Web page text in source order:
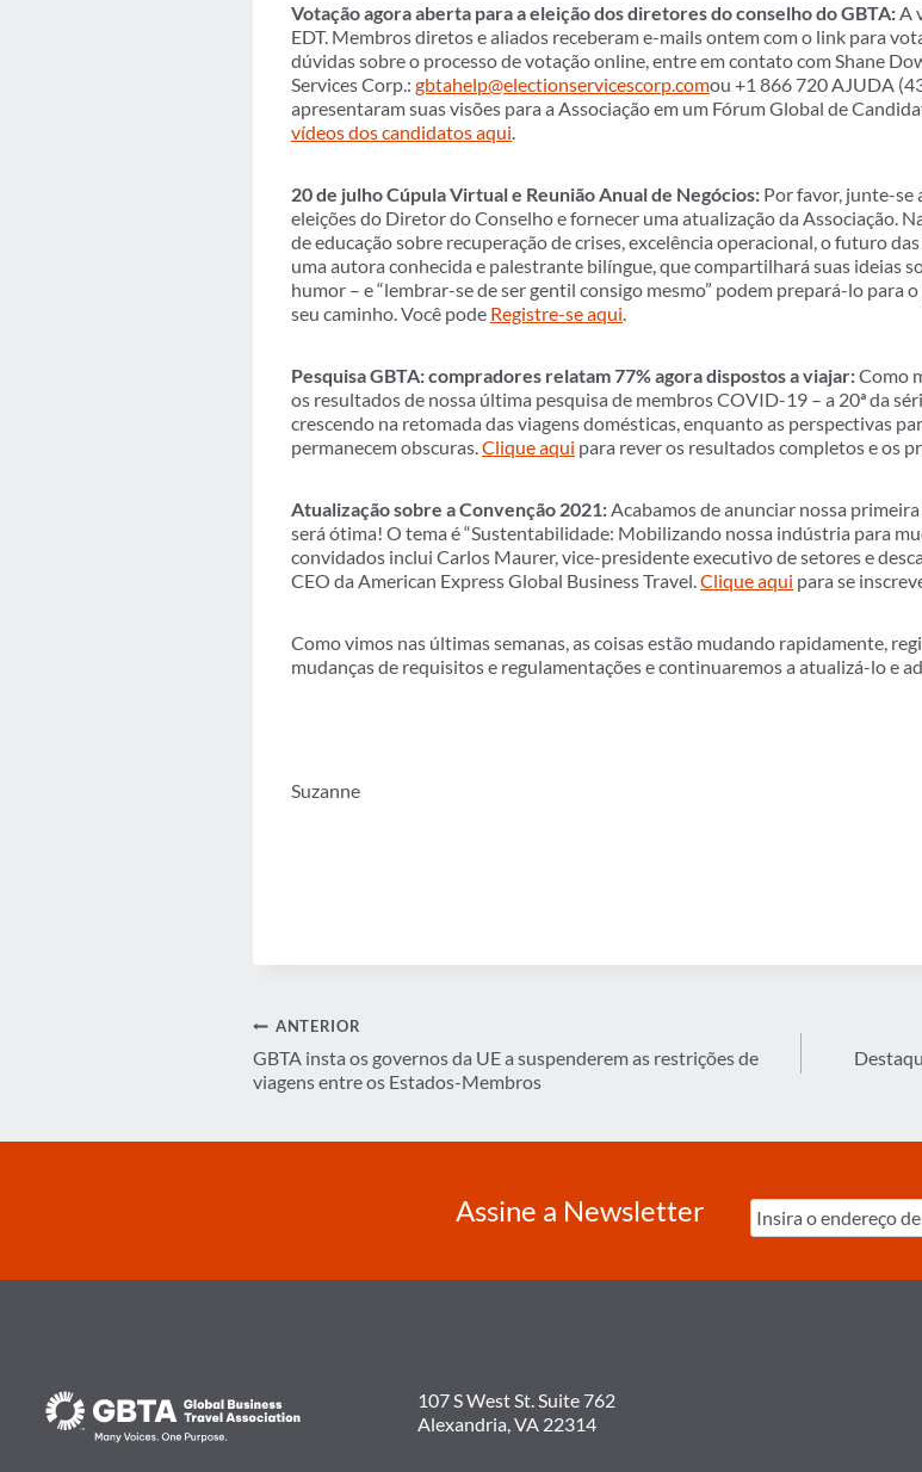
Votação agora aberta para a eleição dos diretores do conselho do GBTA:A
EDT. Membros diretos e aliados receberam e-mails ontem com o link para
dúvidas sobre o processo de votação online, entre em contato com Shane
Services Corp.: gbtahelp@electionservicescorp.comou +1 866 720 AJUDA
apresentaram suas visões para a Associação em um Fórum Global de
vídeos dos candidatos aqui.
20 de julho Cúpula Virtual e Reunião Anual de Negócios: Por favor, junte-se
eleições do Diretor do Conselho e fornecer uma atualização da Associação.
de educação sobre recuperação de crises, excelência operacional, o futuro
uma autora conhecida e palestrante bilíngue, que compartilhará suas ideias
humor – e “lembrar-se de ser gentil consigo mesmo” podem prepará-lo
seu caminho. Você pode Registre-se aqui.
Pesquisa GBTA: compradores relatam 77% agora dispostos a viajar:Como
os resultados de nossa última pesquisa de membros COVID-19 – a 20ª da
crescendo na retomada das viagens domésticas, enquanto as perspectivas
permanecem obscuras.Clique aqui para rever os resultados completos e os
Atualização sobre a Convenção 2021:Acabamos de anunciar nossa
será ótima! O tema é “Sustentabilidade: Mobilizando nossa indústria para
convidados inclui Carlos Maurer, vice-presidente executivo de setores e
CEO da American Express Global Business Travel.Clique aqui para se
Como vimos nas últimas semanas, as coisas estão mudando rapidamente,
mudanças de requisitos e regulamentações e continuaremos a atualizá-lo e
Suzanne
Navegação
de
Post
ANTERIOR
GBTA insta os governos da UE a suspenderem as restrições de
viagens entre os Estados-Membros
Assine a Newsletter
107 S West St. Suite 762
Alexandria, VA 22314